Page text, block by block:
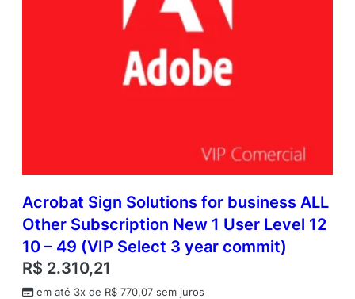
Acrobat Sign Solutions for business ALL
Other Subscription New 1 User Level 12
10 – 49 (VIP Select 3 year commit)
R$ 2.310,21
em até 3x de R$ 770,07 sem juros